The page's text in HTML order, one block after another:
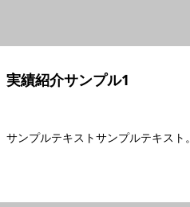
実績紹介サンプル1
サンプルテキストサンプルテキスト。